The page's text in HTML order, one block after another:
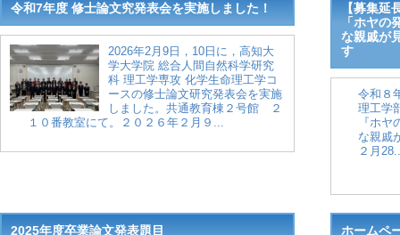
令和7年度 修士論文究発表会を実施しました！
2026年2月9日，10日に，高知大
学大学院 総合人間自然科学研究
科 理工学専攻 化学生命理工学コ
ースの修士論文研究発表会を実施
しました。共通教育棟２号館 ２
１０番教室にて。２０２６年２月９...
【募集
「ホヤ
な親戚が
す
令和８
理工学
『ホ
な親戚
２月
2025年度卒業論文発表題目 ホームペ